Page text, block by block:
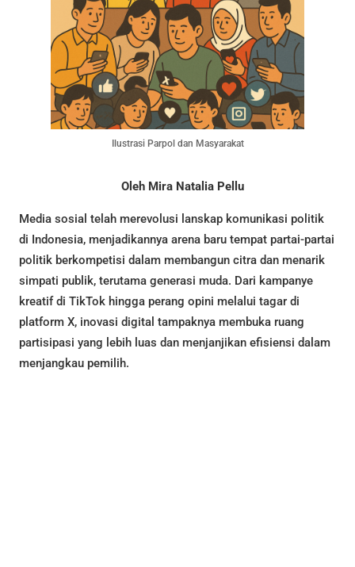
Ilustrasi Parpol dan Masyarakat
Oleh Mira Natalia Pellu
Media sosial telah merevolusi lanskap komunikasi politik
di Indonesia, menjadikannya arena baru tempat partai-partai
politik berkompetisi dalam membangun citra dan menarik
simpati publik, terutama generasi muda. Dari kampanye
kreatif di TikTok hingga perang opini melalui tagar di
platform X, inovasi digital tampaknya membuka ruang
partisipasi yang lebih luas dan menjanjikan efisiensi dalam
menjangkau pemilih.